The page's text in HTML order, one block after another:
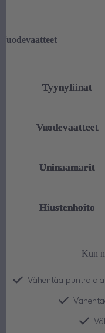
Vuodevaatteet
Tyynyliinat
Vuodevaatteet
Uninaamarit
Hiustenhoito
Kun
Vähentää puntraidia